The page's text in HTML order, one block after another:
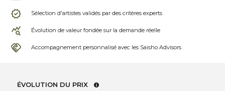
Sélection d'artistes validés par des critères experts
Évolution de valeur fondée sur la demande réelle
Accompagnement personnalisé avec les Saisho Advisors
ÉVOLUTION DU PRIX